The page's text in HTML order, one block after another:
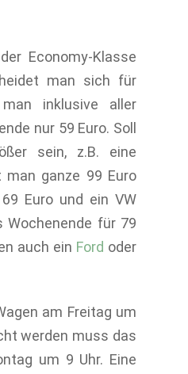
Economy-Klasse
man sich für
inklusive aller
nur 59 Euro. Soll
sein, z.B. eine
man ganze 99 Euro
Euro und ein VW
Wochenende für 79
auch ein Ford oder
am Freitag um
werden muss das
um 9 Uhr. Eine